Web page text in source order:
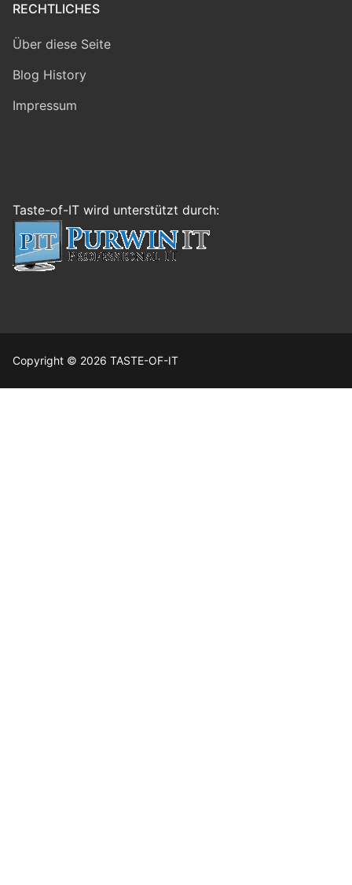
RECHTLICHES
Über diese Seite
Blog History
Impressum
Taste-of-IT wird unterstützt durch:
Copyright © 2026 TASTE-OF-IT